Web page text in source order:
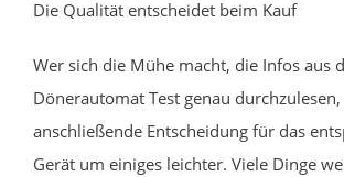
Die Qualität entscheidet beim Kauf
Wer sich die Mühe macht, die Infos aus
Dönerautomat Test genau
anschließende Entscheidung für das
Gerät um einiges leichter. Viele Dinge